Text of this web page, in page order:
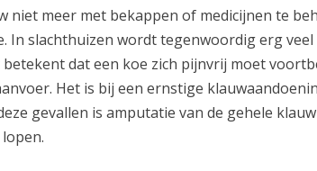
niet meer met bekappen of medicijnen te
In slachthuizen wordt tegenwoordig erg
dat een koe zich pijnvrij moet
Het is bij een ernstige
gevallen is amputatie van de gehele